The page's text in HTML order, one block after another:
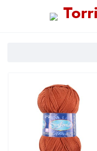
Filtrar